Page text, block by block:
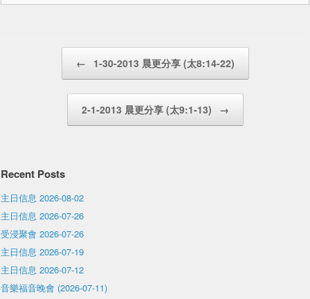
← 1-30-2013 晨更分享 (太8:14-22)
2-1-2013 晨更分享 (太9:1-13) →
Recent Posts
主日信息 2026-08-02
主日信息 2026-07-26
受浸聚會 2026-07-26
主日信息 2026-07-19
主日信息 2026-07-12
音樂福音晚會 (2026-07-11)